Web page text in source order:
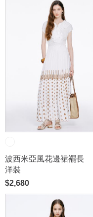
波西米亞風花邊裙襬長
洋裝
$2,680